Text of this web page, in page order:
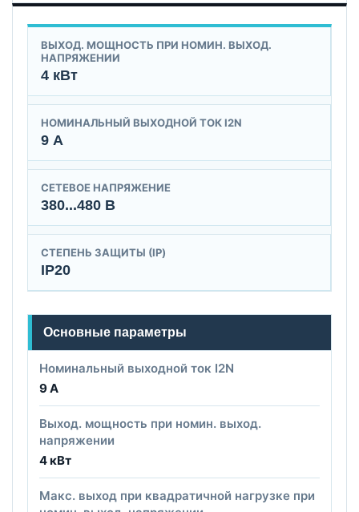
ВЫХОД. МОЩНОСТЬ ПРИ НОМИН. ВЫХОД.
НАПРЯЖЕНИИ
4 кВт
НОМИНАЛЬНЫЙ ВЫХОДНОЙ ТОК I2N
9 А
СЕТЕВОЕ НАПРЯЖЕНИЕ
380...480 В
СТЕПЕНЬ ЗАЩИТЫ (IP)
IP20
Основные параметры
Номинальный выходной ток I2N
9 А
Выход. мощность при номин. выход.
напряжении
4 кВт
Макс. выход при квадратичной нагрузке при